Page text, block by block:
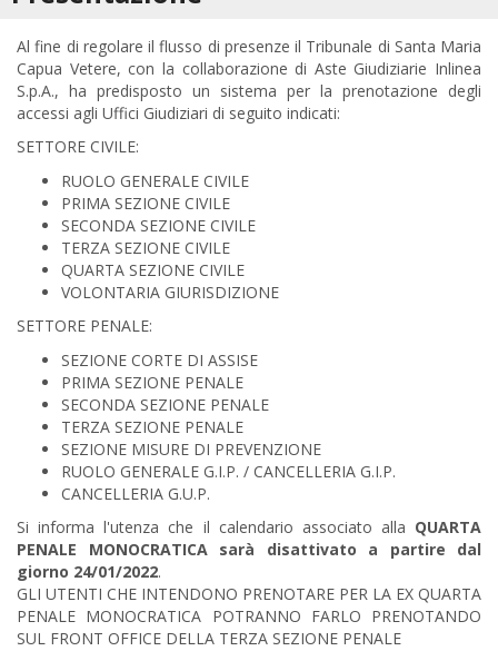
Al fine di regolare il flusso di presenze il Tribunale di Santa Maria
Capua Vetere, con la collaborazione di Aste Giudiziarie Inlinea
S.p.A., ha predisposto un sistema per la prenotazione degli
accessi agli Uffici Giudiziari di seguito indicati:
SETTORE CIVILE:
RUOLO GENERALE CIVILE
PRIMA SEZIONE CIVILE
SECONDA SEZIONE CIVILE
TERZA SEZIONE CIVILE
QUARTA SEZIONE CIVILE
VOLONTARIA GIURISDIZIONE
SETTORE PENALE:
SEZIONE CORTE DI ASSISE
PRIMA SEZIONE PENALE
SECONDA SEZIONE PENALE
TERZA SEZIONE PENALE
SEZIONE MISURE DI PREVENZIONE
RUOLO GENERALE G.I.P. / CANCELLERIA G.I.P.
CANCELLERIA G.U.P.
Si informa l'utenza che il calendario associato alla QUARTA
PENALE MONOCRATICA sarà disattivato a partire dal
giorno 24/01/2022.
GLI UTENTI CHE INTENDONO PRENOTARE PER LA EX QUARTA
PENALE MONOCRATICA POTRANNO FARLO PRENOTANDO
SUL FRONT OFFICE DELLA TERZA SEZIONE PENALE